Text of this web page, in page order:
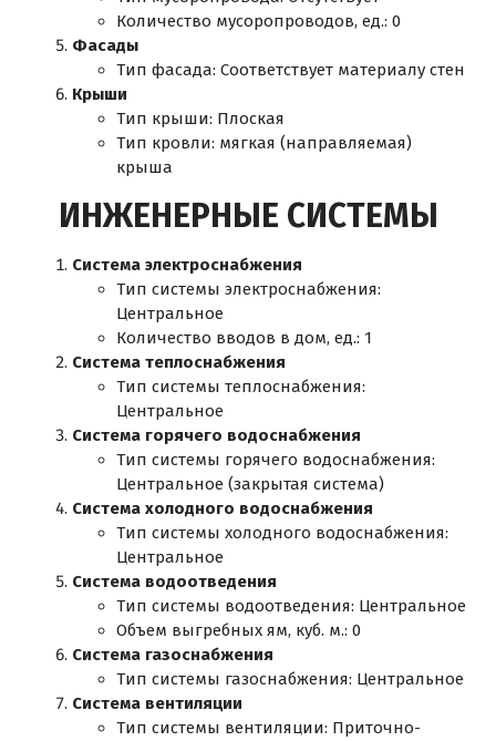
Количество мусоропроводов, ед.: 0
Фасады
Тип фасада: Соответствует материалу стен
Крыши
Тип крыши: Плоская
Тип кровли: мягкая (направляемая)
крыша
ИНЖЕНЕРНЫЕ СИСТЕМЫ
Система электроснабжения
Тип системы электроснабжения:
Центральное
Количество вводов в дом, ед.: 1
Система теплоснабжения
Тип системы теплоснабжения:
Центральное
Система горячего водоснабжения
Тип системы горячего водоснабжения:
Центральное (закрытая система)
Система холодного водоснабжения
Тип системы холодного водоснабжения:
Центральное
Система водоотведения
Тип системы водоотведения: Центральное
Объем выгребных ям, куб. м.: 0
Система газоснабжения
Тип системы газоснабжения: Центральное
Система вентиляции
Тип системы вентиляции: Приточно-